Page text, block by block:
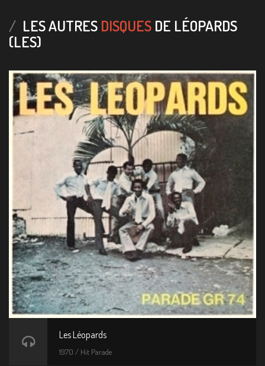
LES AUTRES DISQUES DE LÉOPARDS
(LES)
Les Léopards
1970 / Hit Parade